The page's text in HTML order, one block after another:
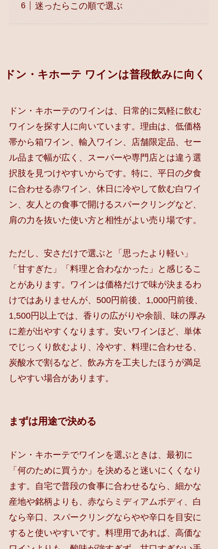
迷ったらこの順で選ぶ
ドン・キホーテ ワインは普段飲みに向く
ドン・キホーテのワインは、日常的に気軽に飲む
ワインを探す人に向いています。理由は、低価格
帯から箱ワイン、輸入ワイン、店舗限定品、セー
ル品まで幅が広く、スーパーや専門店とは違う選
択肢を見つけやすいからです。特に、平日の夕食
に合わせる赤ワイン、休日に冷やして飲む白ワイ
ン、友人との食事で開けるスパークリングなど、
肩の力を抜いた使い方と相性がよい売り場です。
ただし、安さだけで選ぶと「思ったより軽い」
「甘すぎた」「料理と合わなかった」と感じるこ
とがあります。ワインは価格だけで味が決まるわ
けではありませんが、500円前後、1,000円前後、
1,500円以上では、香りの広がりや余韻、味の厚み
に差が出やすくなります。安いワインほど、単体
でじっくり飲むより、冷やす、料理に合わせる、
炭酸水で割るなど、飲み方を工夫したほうが満足
しやすい場合があります。
まずは用途で決める
ドン・キホーテでワインを選ぶときは、最初に
「何のために買うか」を決めると迷いにくくなり
ます。自宅で普段の食事に合わせるなら、細かな
産地や銘柄よりも、赤ならミディアムボディ、白
なら辛口、スパークリングならやや辛口を目安に
すると使いやすいです。料理用であれば、高価な